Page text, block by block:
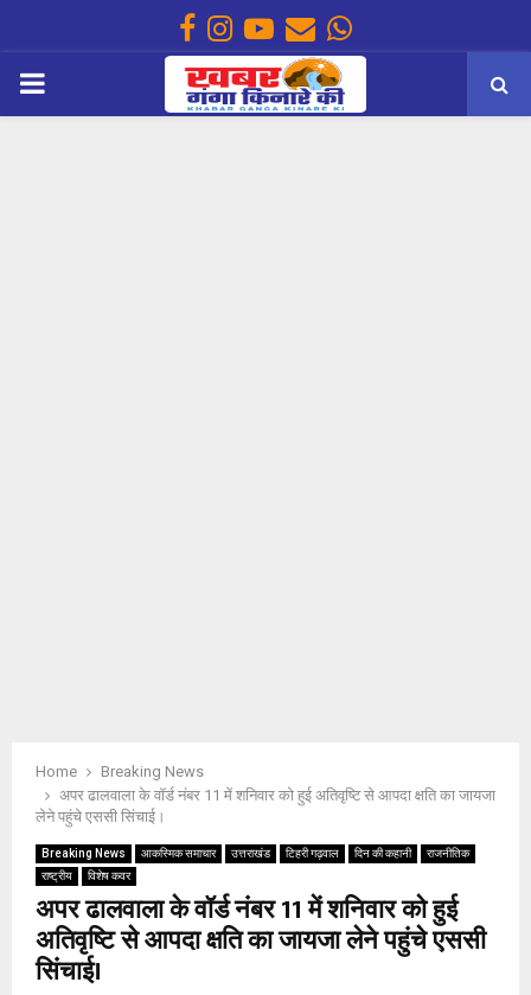
Facebook
Instagram
Youtube
EmailWhatsapp
PRIMARY
Home
Breaking News
अपर ढालवाला के वॉर्ड नंबर 11 में शनिवार को हुई अतिवृष्टि से आपदा क्षति का जायजा
लेने पहुंचे एससी सिंचाई।
Breaking News आकस्मिक समाचार उत्तराखंड टिहरी गढ़वाल दिन की कहानी
राजनीतिक
राष्ट्रीय
विशेष कवर
अपर ढालवाला के वॉर्ड नंबर 11 में शनिवार को हुई
अतिवृष्टि से आपदा क्षति का जायजा लेने पहुंचे एससी
सिंचाई।